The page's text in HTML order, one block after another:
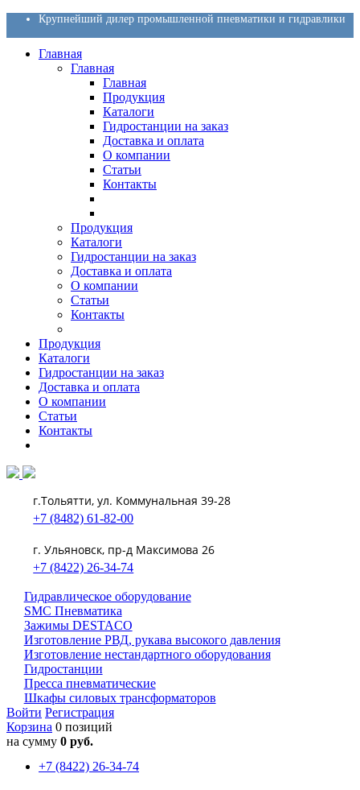
Крупнейший дилер промышленной пневматики и гидравлики
Главная
Главная
Главная
Продукция
Каталоги
Гидростанции на заказ
Доставка и оплата
О компании
Статьи
Контакты
Продукция
Каталоги
Гидростанции на заказ
Доставка и оплата
О компании
Статьи
Контакты
Продукция
Каталоги
Гидростанции на заказ
Доставка и оплата
О компании
Статьи
Контакты
г.Тольятти, ул. Коммунальная 39-28
+7 (8482) 61-82-00
г. Ульяновск, пр-д Максимова 26
+7 (8422) 26-34-74
Гидравлическое оборудование
SMC Пневматика
Зажимы DESTACO
Изготовление РВД, рукава высокого давления
Изготовление нестандартного оборудования
Гидростанции
Пресса пневматические
Шкафы силовых трансформаторов
Войти Регистрация
Корзина 0 позиций
на сумму 0 руб.
+7 (8422) 26-34-74